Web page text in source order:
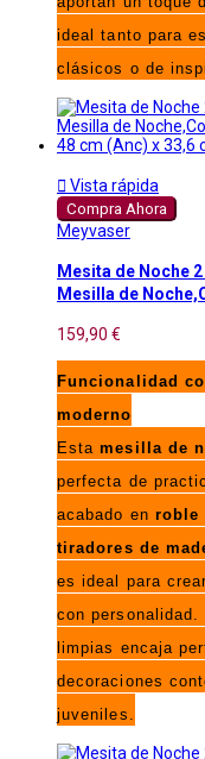
ideal tanto para
clásicos o de
 Vista rápida
Compra Ahora
Meyvaser
Mesita de Noche
Mesilla de
159,90 €
Funcionalidad
moderno
Estamesilla de
perfecta de
acabado en roble
tiradores de
es ideal para
con
limpias encaja
decoraciones
juveniles.